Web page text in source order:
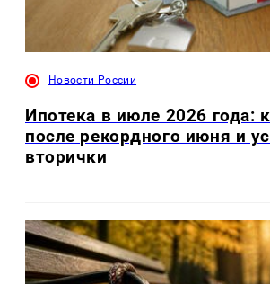
Новости России
Ипотека в июле 2026 года:
после рекордного июня и
вторички